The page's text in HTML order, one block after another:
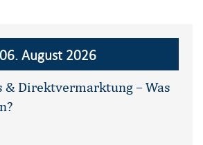
06. August 2026
& Direktvermarktung – Was